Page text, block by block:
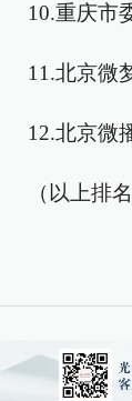
10.重庆市
11.北京微
12.北京微
（以上排